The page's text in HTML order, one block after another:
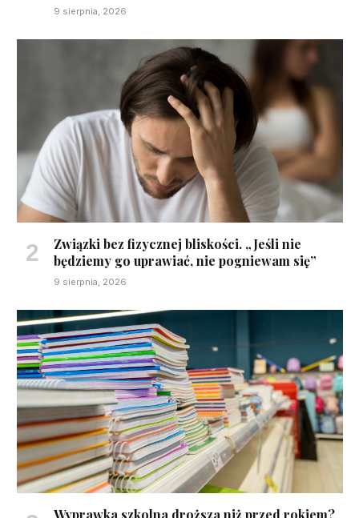
9 sierpnia, 2026
Związki bez fizycznej bliskości. „Jeśli nie
będziemy go uprawiać, nie pogniewam się”
9 sierpnia, 2026
Wyprawka szkolna droższa niż przed rokiem?